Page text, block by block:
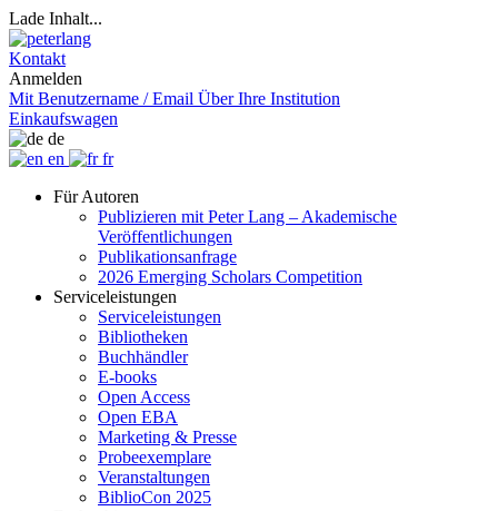
Lade Inhalt...
Kontakt
Anmelden
Mit Benutzername / Email Über Ihre Institution
Einkaufswagen
de
en
fr
Für Autoren
Publizieren mit Peter Lang – Akademische
Veröffentlichungen
Publikationsanfrage
2026 Emerging Scholars Competition
Serviceleistungen
Serviceleistungen
Bibliotheken
Buchhändler
E-books
Open Access
Open EBA
Marketing & Presse
Probeexemplare
Veranstaltungen
BiblioCon 2025